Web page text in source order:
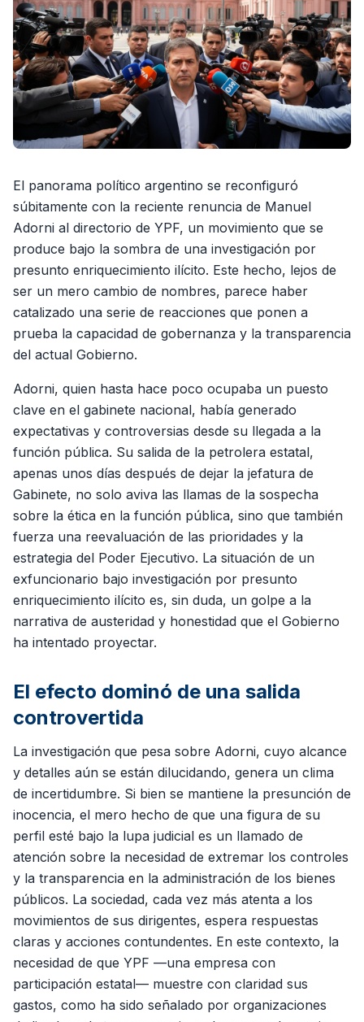
El panorama político argentino se reconfiguró
súbitamente con la reciente renuncia de Manuel
Adorni al directorio de YPF, un movimiento que se
produce bajo la sombra de una investigación por
presunto enriquecimiento ilícito. Este hecho, lejos de
ser un mero cambio de nombres, parece haber
catalizado una serie de reacciones que ponen a
prueba la capacidad de gobernanza y la transparencia
del actual Gobierno.
Adorni, quien hasta hace poco ocupaba un puesto
clave en el gabinete nacional, había generado
expectativas y controversias desde su llegada a la
función pública. Su salida de la petrolera estatal,
apenas unos días después de dejar la jefatura de
Gabinete, no solo aviva las llamas de la sospecha
sobre la ética en la función pública, sino que también
fuerza una reevaluación de las prioridades y la
estrategia del Poder Ejecutivo. La situación de un
exfuncionario bajo investigación por presunto
enriquecimiento ilícito es, sin duda, un golpe a la
narrativa de austeridad y honestidad que el Gobierno
ha intentado proyectar.
El efecto dominó de una salida
controvertida
La investigación que pesa sobre Adorni, cuyo alcance
y detalles aún se están dilucidando, genera un clima
de incertidumbre. Si bien se mantiene la presunción de
inocencia, el mero hecho de que una figura de su
perfil esté bajo la lupa judicial es un llamado de
atención sobre la necesidad de extremar los controles
y la transparencia en la administración de los bienes
públicos. La sociedad, cada vez más atenta a los
movimientos de sus dirigentes, espera respuestas
claras y acciones contundentes. En este contexto, la
necesidad de que YPF —una empresa con
participación estatal— muestre con claridad sus
gastos, como ha sido señalado por organizaciones